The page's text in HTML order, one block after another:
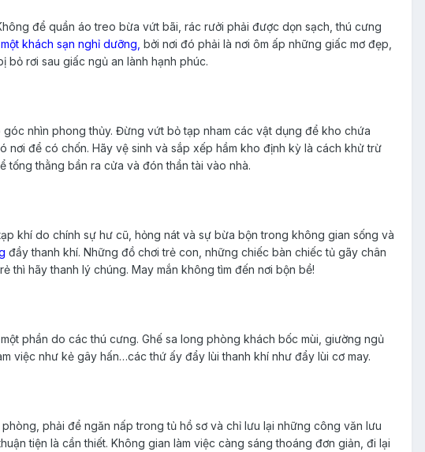
để quần áo treo bừa vứt bãi, rác rưởi phải được dọn sạch, thú cưng
khách sạn nghỉ dưỡng, bởi nơi đó phải là nơi ôm ấp những giấc mơ đẹp,
bỏ rơi sau giấc ngủ an lành hạnh phúc.
nhìn phong thủy. Đừng vứt bỏ tạp nham các vật dụng để kho chứa
nơi để có chốn. Hãy vệ sinh và sắp xếp hầm kho định kỳ là cách khử trừ
tống thằng bần ra cửa và đón thần tài vào nhà.
khí do chính sự hư cũ, hỏng nát và sự bừa bộn trong không gian sống và
đầy thanh khí. Những đồ chơi trẻ con, những chiếc bàn chiếc tủ gãy chân
thì hãy thanh lý chúng. May mắn không tìm đến nơi bộn bề!
phần do các thú cưng. Ghế sa long phòng khách bốc mùi, giường ngủ
việc như kẻ gây hấn…các thứ ấy đẩy lùi thanh khí như đẩy lùi cơ may.
phải để ngăn nấp trong tủ hồ sơ và chỉ lưu lại những công văn lưu
tiện là cần thiết. Không gian làm việc càng sáng thoáng đơn giản, đi lại